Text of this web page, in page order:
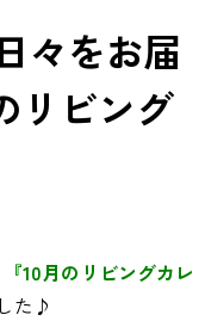
々をお届
リビング
『10月のリビングカレ
た♪